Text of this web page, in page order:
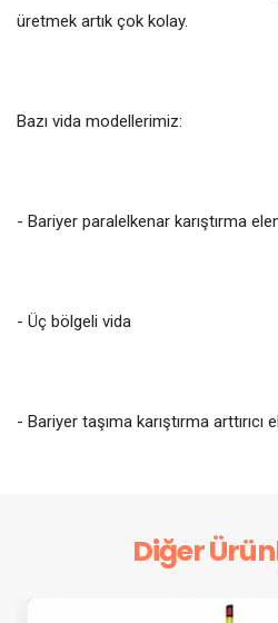
üretmek artık çok kolay.
Bazı vida modellerimiz:
- Bariyer paralelkenar karıştırma
- Üç bölgeli vida
- Bariyer taşıma karıştırma arttırıcı
Diğer